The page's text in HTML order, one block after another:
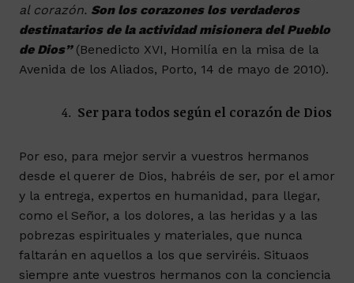
al corazón. Son los corazones los verdaderos
destinatarios de la actividad misionera del Pueblo
de Dios”(Benedicto XVI, Homilía en la misa de la
Avenida de los Aliados, Porto, 14 de mayo de 2010).
Ser para todos según el corazón de Dios
Por eso, para mejor servir a vuestros hermanos
desde el querer de Dios, habréis de ser, por el amor
y la entrega, expertos en humanidad, para llegar,
como el Señor, a los dolores, a las heridas y a las
pobrezas espirituales y materiales, que nunca
faltarán en aquellos a los que serviréis. Situaos
siempre ante vuestros hermanos con la conciencia